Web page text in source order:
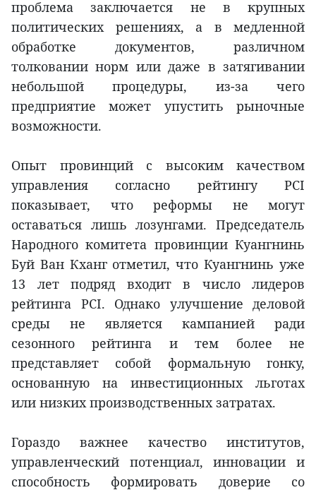
проблема заключается не в крупных
политических решениях, а в медленной
обработке документов, различном
толковании норм или даже в затягивании
небольшой процедуры, из-за чего
предприятие может упустить рыночные
возможности.
Опыт провинций с высоким качеством
управления согласно рейтингу PCI
показывает, что реформы не могут
оставаться лишь лозунгами. Председатель
Народного комитета провинции Куангнинь
Буй Ван Кханг отметил, что Куангнинь уже
13 лет подряд входит в число лидеров
рейтинга PCI. Однако улучшение деловой
среды не является кампанией ради
сезонного рейтинга и тем более не
представляет собой формальную гонку,
основанную на инвестиционных льготах
или низких производственных затратах.
Гораздо важнее качество институтов,
управленческий потенциал, инновации и
способность формировать доверие со